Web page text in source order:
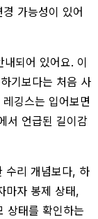
가능성이 있어
되어 있어요. 이
기보다는 처음 사
깅스는 입어보면
서 언급된 길이감
수리 개념보다, 하
마자 봉제 상태,
상태를 확인하는